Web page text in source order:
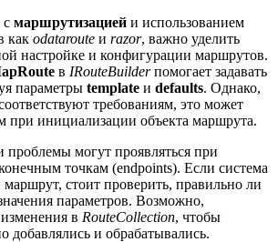
с маршрутизацией и использованием
как odataroute и razor, важно уделить
настройке и конфигурации маршрутов.
в IRouteBuilderпомогает задавать
параметры template и defaults. Однако,
требованиям, это может
при инициализации объекта маршрута.
могут проявляться при
точкам (endpoints). Если система
стоит проверить, правильно ли
параметров. Возможно,
в RouteCollection, чтобы
добавлялись и обрабатывались.